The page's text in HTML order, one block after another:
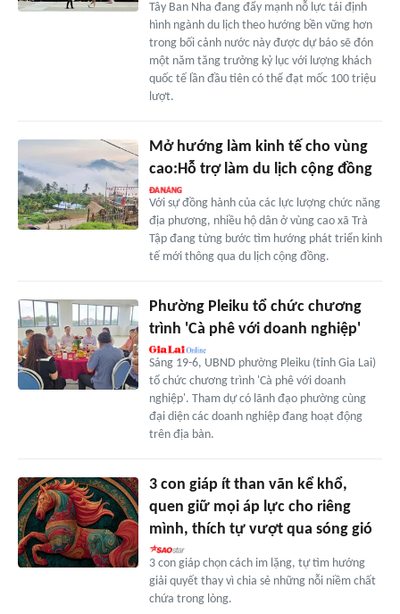
Tây Ban Nha đang đẩy mạnh nỗ lực tái định
hình ngành du lịch theo hướng bền vững hơn
trong bối cảnh nước này được dự báo sẽ đón
một năm tăng trưởng kỷ lục với lượng khách
quốc tế lần đầu tiên có thể đạt mốc 100 triệu
lượt.
Mở hướng làm kinh tế cho vùng
cao:Hỗ trợ làm du lịch cộng đồng
Với sự đồng hành của các lực lượng chức năng
địa phương, nhiều hộ dân ở vùng cao xã Trà
Tập đang từng bước tìm hướng phát triển kinh
tế mới thông qua du lịch cộng đồng.
Phường Pleiku tổ chức chương
trình 'Cà phê với doanh nghiệp'
Sáng 19-6, UBND phường Pleiku (tỉnh Gia Lai)
tổ chức chương trình 'Cà phê với doanh
nghiệp'. Tham dự có lãnh đạo phường cùng
đại diện các doanh nghiệp đang hoạt động
trên địa bàn.
3 con giáp ít than vãn kể khổ,
quen giữ mọi áp lực cho riêng
mình, thích tự vượt qua sóng gió
3 con giáp chọn cách im lặng, tự tìm hướng
giải quyết thay vì chia sẻ những nỗi niềm chất
chứa trong lòng.